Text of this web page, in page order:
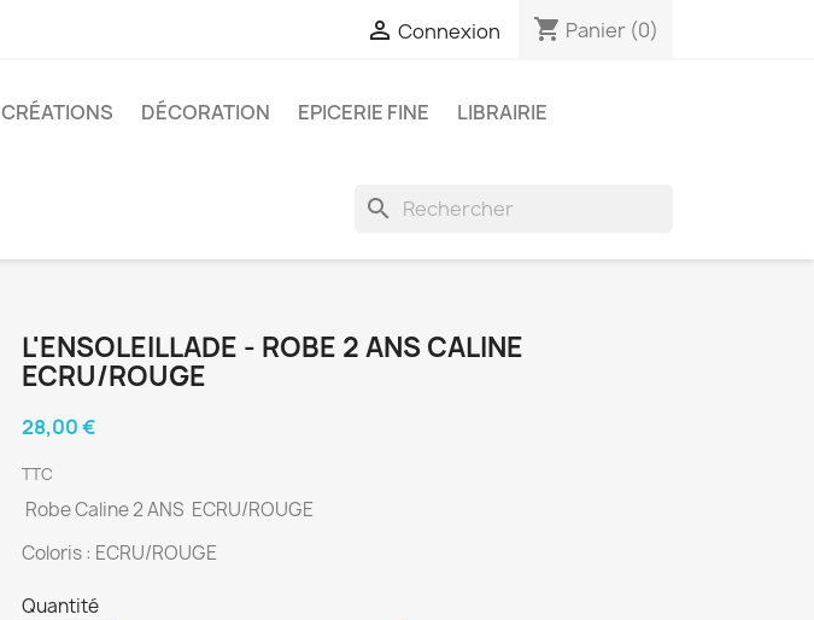
 Connexion shopping_cart Panier (0)
CRÉATIONS DÉCORATION EPICERIE FINE
LIBRAIRIE
search
L'ENSOLEILLADE - ROBE 2 ANS CALINE
ECRU/ROUGE
28,00 €
TTC
Robe Caline 2 ANS ECRU/ROUGE
Coloris : ECRU/ROUGE
Quantité